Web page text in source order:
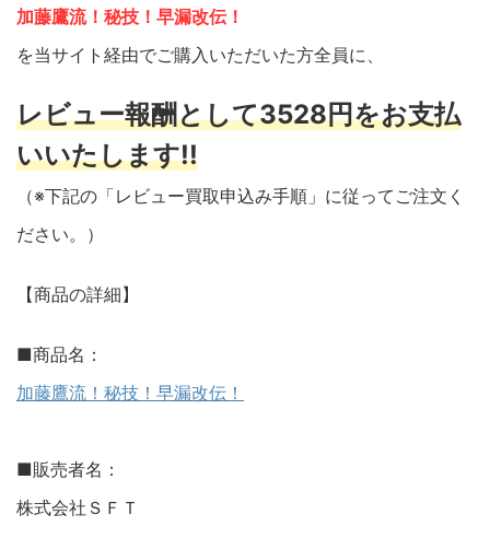
加藤鷹流！秘技！早漏改伝！
を当サイト経由でご購入いただいた方全員に、
レビュー報酬として3528円をお支払
いいたします!!
（※下記の「レビュー買取申込み手順」に従ってご注文く
ださい。）
【商品の詳細】
■商品名：
加藤鷹流！秘技！早漏改伝！
■販売者名：
株式会社ＳＦＴ